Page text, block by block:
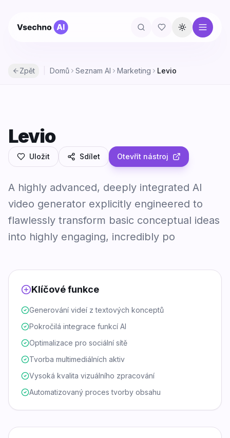
Přepnout
Zpět Domů Seznam AI Marketing Levio
Levio
Uložit Sdílet Otevřít nástroj
A highly advanced, deeply integrated AI
video generator explicitly engineered to
flawlessly transform basic conceptual ideas
into highly engaging, incredibly po
Klíčové funkce
Generování videí z textových konceptů
Pokročilá integrace funkcí AI
Optimalizace pro sociální sítě
Tvorba multimediálních aktiv
Vysoká kvalita vizuálního zpracování
Automatizovaný proces tvorby obsahu